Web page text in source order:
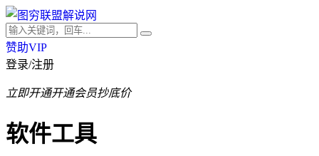
赞助VIP
登录/注册
立即开通开通会员抄底价
软件工具